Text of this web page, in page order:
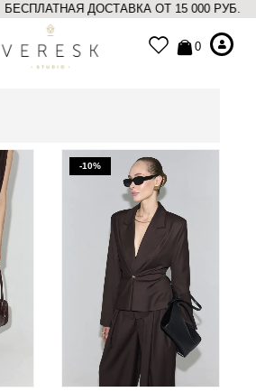
БЕСПЛАТНАЯ ДОСТАВКА ОТ 15 000
0
-10%